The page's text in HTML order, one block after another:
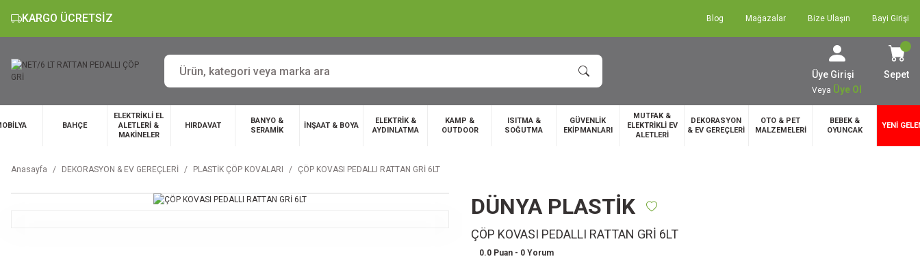
KARGO ÜCRETSİZ Blog Mağazalar Bize Ulaşın Bayi Girişi
Üye Girişi
Veya Üye Ol
Sepet
BAHÇE
ELEKTRİKLİ EL
ALETLERİ &
MAKİNELER
HIRDAVAT
BANYO &
SERAMİK
İNŞAAT & BOYA
ELEKTRİK &
AYDINLATMA
KAMP &
OUTDOOR
ISITMA &
SOĞUTMA
GÜVENLİK
EKİPMANLARI
MUTFAK &
ELEKTRİKLİ EV
ALETLERİ
DEKORASYON
& EV GEREÇLERİ
OTO & PET
MALZEMELERİ
BEBEK &
OYUNCAK
YENİ
Anasayfa DEKORASYON & EV GEREÇLERİ PLASTİK ÇÖP KOVALARI ÇÖP KOVASI PEDALLI RATTAN GRİ 6LT
DÜNYA PLASTİK
ÇÖP KOVASI PEDALLI RATTAN GRİ 6LT
0.0 Puan - 0 Yorum